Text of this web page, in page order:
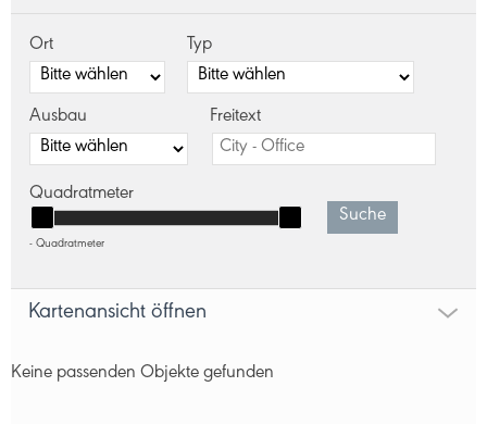
Ort Typ
Ausbau Freitext
Quadratmeter
- Quadratmeter
Suche
Kartenansicht öffnen
Keine passenden Objekte gefunden